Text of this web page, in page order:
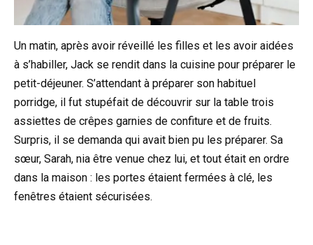
Un matin, après avoir réveillé les filles et les avoir aidées
à s’habiller, Jack se rendit dans la cuisine pour préparer le
petit-déjeuner. S’attendant à préparer son habituel
porridge, il fut stupéfait de découvrir sur la table trois
assiettes de crêpes garnies de confiture et de fruits.
Surpris, il se demanda qui avait bien pu les préparer. Sa
sœur, Sarah, nia être venue chez lui, et tout était en ordre
dans la maison : les portes étaient fermées à clé, les
fenêtres étaient sécurisées.